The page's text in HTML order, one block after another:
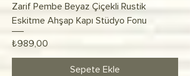
Zarif Pembe Beyaz Çiçekli Rustik
Eskitme Ahşap Kapı Stüdyo Fonu
Fiyat
₺989,00
Sepete Ekle